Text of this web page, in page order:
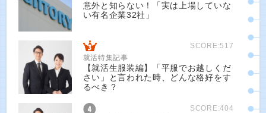
意外と知らない！「実は上場していな
い有名企業32社」
SCORE:517
就活特集記事
【就活生服装編】「平服でお越しくだ
さい」と言われた時、どんな格好をす
るべき？
SCORE:404